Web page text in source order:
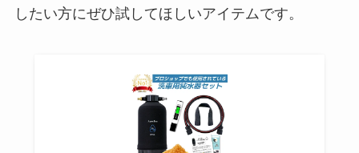
したい方にぜひ試してほしいアイテムです。